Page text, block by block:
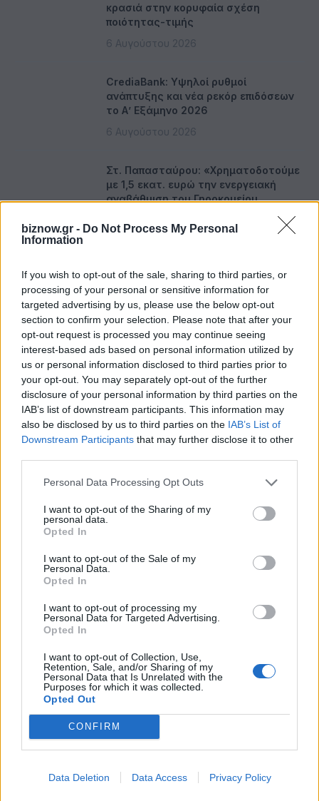
biznow.gr - Do Not Process My Personal
Information
If you wish to opt-out of the sale, sharing to third parties, or
processing of your personal or sensitive information for
targeted advertising by us, please use the below opt-out
section to confirm your selection. Please note that after your
opt-out request is processed you may continue seeing
interest-based ads based on personal information utilized by
us or personal information disclosed to third parties prior to
your opt-out. You may separately opt-out of the further
disclosure of your personal information by third parties on the
IAB’s list of downstream participants. This information may
also be disclosed by us to third parties on the IAB’s List of
Downstream Participants that may further disclose it to other
Personal Data Processing Opt Outs
I want to opt-out of the Sharing of my
personal data.
Opted In
I want to opt-out of the Sale of my
Personal Data.
Opted In
I want to opt-out of processing my
Personal Data for Targeted Advertising.
Opted In
I want to opt-out of Collection, Use,
Retention, Sale, and/or Sharing of my
Personal Data that Is Unrelated with the
Purposes for which it was collected.
Opted Out
CONFIRM
Data Deletion Data Access Privacy Policy
κρασιά στην κορυφαία σχέση
ποιότητας-τιμής
6 Αυγούστου 2026
CrediaBank: Υψηλοί ρυθμοί
ανάπτυξης και νέα ρεκόρ επιδόσεων
το Α’ Εξάμηνο 2026
6 Αυγούστου 2026
Στ. Παπασταύρου: «Χρηματοδοτούμε
με 1,5 εκατ. ευρώ την ενεργειακή
αναβάθμιση του Γηροκομείου
6 Αυγούστου 2026
Ο Όμιλος Qualco Αποκτά το 50,1% της
Multiverse
6 Αυγούστου 2026
Όμιλος Σαρακάκη: Παραχώρησε το
νέο Maxus T60 Max στην ΕΠΟΜΕΑ
Βιλίων
6 Αυγούστου 2026
Η SpaceX προβλέπει ρόλο-κλειδί της Starlink στην
Η Open Secure AI Alliance θέτει το SAFE σε δημόσια
διαβούλευση
Η επενδυτική κούρσα στην AI ξεπερνά το ένα τρισ.
δολάρια από το 2023
υποδομές και μεγαλύτερες φιλοδοξίες! [Weekly Telecom]
Η Cosmote Telekom στους Europe’s Climate Leaders των
Financial Times για 4η συνεχόμενη χρονιά
Η επιστροφή που δεν έγινε
diadikasia: ο Αριστόδημος Θωμόπουλος αναλαμβάνει